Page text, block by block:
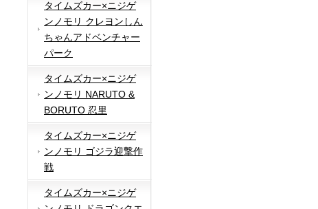
タイムズカー×ニジゲ
ンノモリ クレヨンしん
ちゃんアドベンチャー
パーク
タイムズカー×ニジゲ
ンノモリ NARUTO &
BORUTO 忍里
タイムズカー×ニジゲ
ンノモリ ゴジラ迎撃作
戦
タイムズカー×ニジゲ